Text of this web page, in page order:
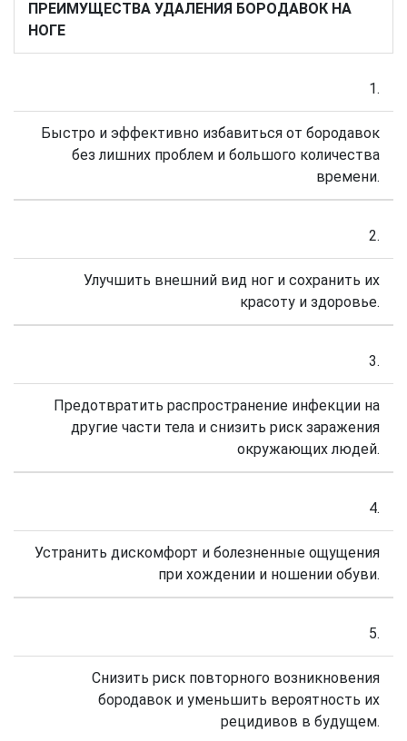
ПРЕИМУЩЕСТВА УДАЛЕНИЯ БОРОДАВОК НА
НОГЕ
1.
Быстро и эффективно избавиться от бородавок
без лишних проблем и большого количества
времени.
2.
Улучшить внешний вид ног и сохранить их
красоту и здоровье.
3.
Предотвратить распространение инфекции на
другие части тела и снизить риск заражения
окружающих людей.
4.
Устранить дискомфорт и болезненные ощущения
при хождении и ношении обуви.
5.
Снизить риск повторного возникновения
бородавок и уменьшить вероятность их
рецидивов в будущем.